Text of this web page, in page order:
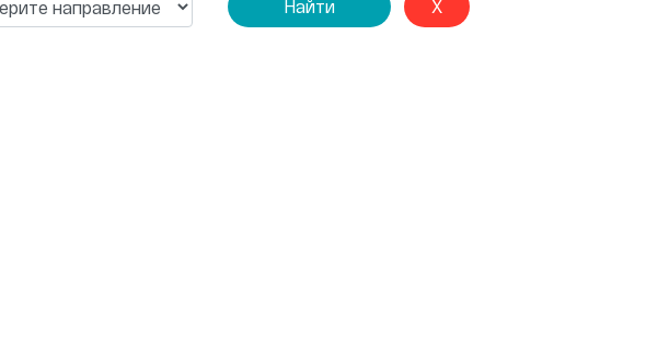
Найти X